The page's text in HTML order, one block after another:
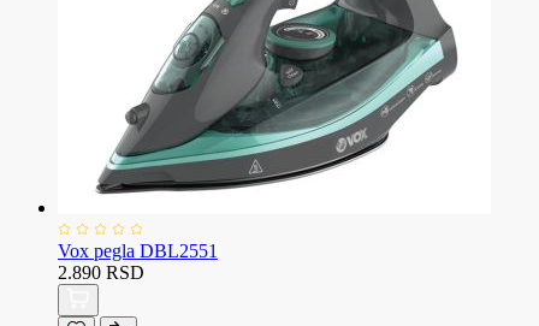
Vox pegla DBL2551
2.890 RSD